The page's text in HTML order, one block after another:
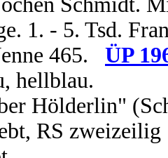
1. - 5. Tsd.
465.
ÜP
hellblau.
Hölderlin"
RS